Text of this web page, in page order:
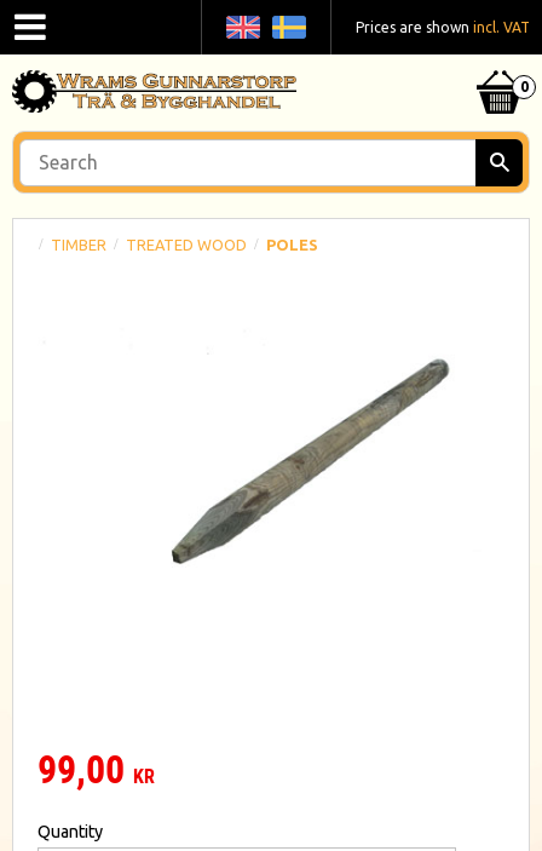
Prices are shown incl. VAT
TIMBER TREATED WOOD POLES
99,00 KR
Quantity